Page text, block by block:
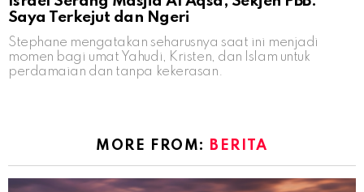
Saya Terkejut dan Ngeri
Stephane mengatakan seharusnya saat ini menjadi
momen bagi umat Yahudi, Kristen, dan Islam untuk
perdamaian dan tanpa kekerasan.
MORE FROM: BERITA